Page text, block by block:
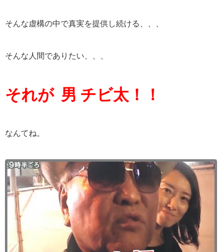
そんな虚構の中で真実を提供し続ける、、、
そんな人間でありたい、、、
それが 男 チビ太！！
なんてね。